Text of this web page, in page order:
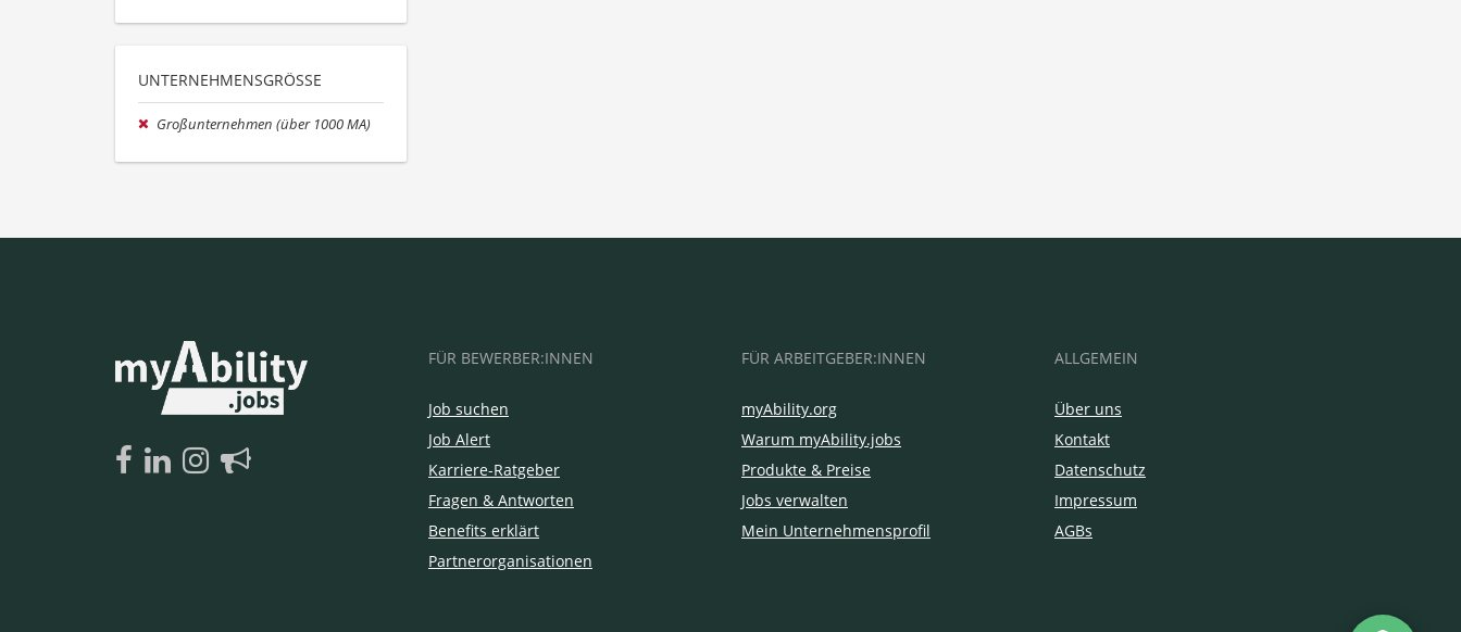
UNTERNEHMENSGRÖSSE
Großunternehmen (über 1000 MA)
FÜR BEWERBER:INNEN
Job suchen
Job Alert
Karriere-Ratgeber
Fragen & Antworten
Benefits erklärt
Partnerorganisationen
FÜR ARBEITGEBER:INNEN
myAbility.org
Warum myAbility.jobs
Produkte & Preise
Jobs verwalten
Mein Unternehmensprofil
ALLGEMEIN
Über uns
Kontakt
Datenschutz
Impressum
AGBs